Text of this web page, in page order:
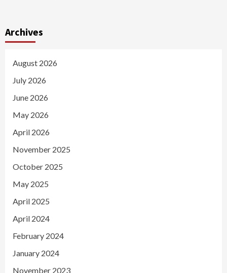
Archives
August 2026
July 2026
June 2026
May 2026
April 2026
November 2025
October 2025
May 2025
April 2025
April 2024
February 2024
January 2024
November 2023